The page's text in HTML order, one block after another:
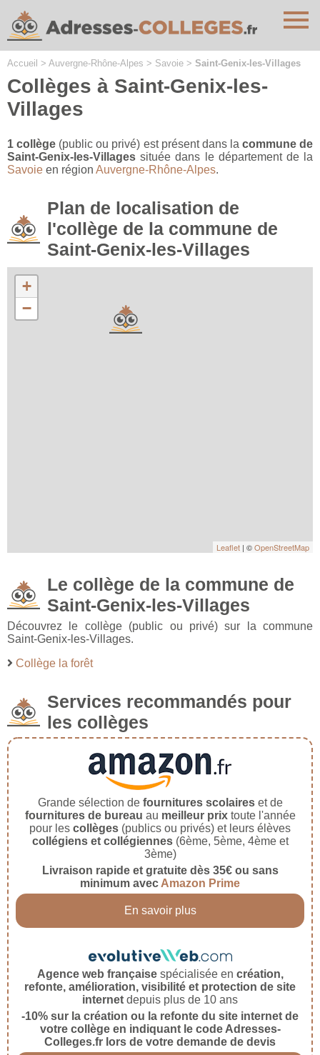
Accueil > Auvergne-Rhône-Alpes > Savoie > Saint-Genix-les-Villages
Collèges à Saint-Genix-les-
Villages
1 collège (public ou privé) est présent dans la commune de
Saint-Genix-les-Villages située dans le département de la
Savoie en région Auvergne-Rhône-Alpes.
Plan de localisation de
l'collège de la commune de
Saint-Genix-les-Villages
+
−
Leaflet | ©OpenStreetMap
Le collège de la commune de
Saint-Genix-les-Villages
Découvrez le collège (public ou privé) sur la commune
Saint-Genix-les-Villages.
Collège la forêt
Services recommandés pour
les collèges
Grande sélection de fournitures scolaireset de
fournitures de bureau au meilleur prixtoute l'année
pour les collèges (publics ou privés) et leurs élèves
collégiens et collégiennes(6ème, 5ème, 4ème et
3ème)
Livraison rapide et gratuite dès 35€ ou sans
minimum avec Amazon Prime
En savoir plus
Agence web françaisespécialisée en création,
refonte, amélioration, visibilité et protection de site
internet depuis plus de 10 ans
-10% sur la création ou la refonte du site internet de
votre collège en indiquant le code Adresses-
Colleges.fr lors de votre demande de devis